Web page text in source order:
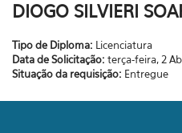
DIOGO SILVIERI
Tipo de Diploma: Licenciatura
Data de Solicitação: terça-feira, 2
Situação da requisição: Entregue